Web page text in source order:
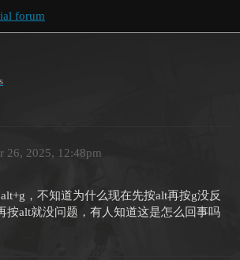
forum
26, 2025, 12:48pm
，不知道为什么现在先按alt再按g没反
按alt就没问题，有人知道这是怎么回事吗